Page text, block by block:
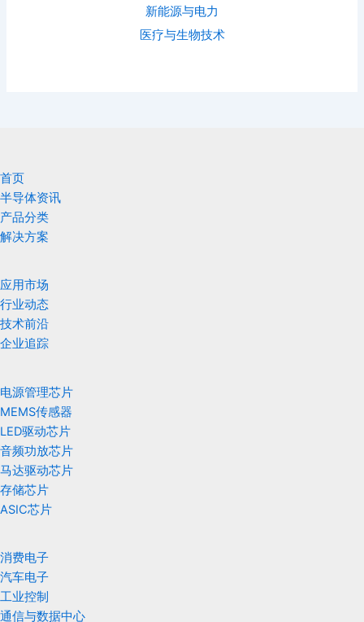
新能源与电力
医疗与生物技术
首页
半导体资讯
产品分类
解决方案
应用市场
行业动态
技术前沿
企业追踪
电源管理芯片
MEMS传感器
LED驱动芯片
音频功放芯片
马达驱动芯片
存储芯片
ASIC芯片
消费电子
汽车电子
工业控制
通信与数据中心